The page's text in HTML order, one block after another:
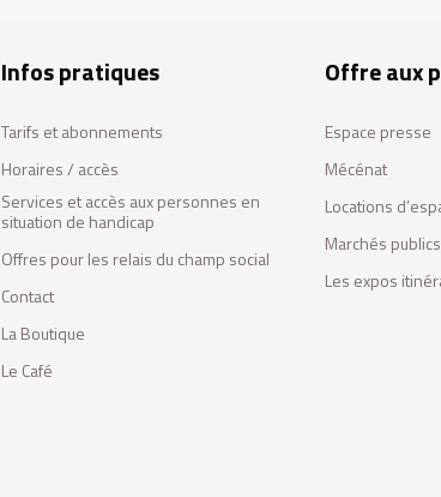
Infos pratiques
Tarifs et abonnements
Horaires / accès
Services et accès aux personnes en
situation de handicap
Offres pour les relais du champ social
Contact
La Boutique
Le Café
Offre aux
Espace presse
Mécénat
Locations
Marchés publics
Les expos